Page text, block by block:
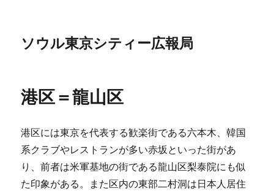
ソウル東京シティー広報局
港区＝龍山区
港区には東京を代表する歓楽街である六本木、韓国
系クラブやレストランが多い赤坂といった街があ
り、前者は米軍基地の街である龍山区梨泰院にも似
た印象がある。また区内の東部二村洞は日本人居住